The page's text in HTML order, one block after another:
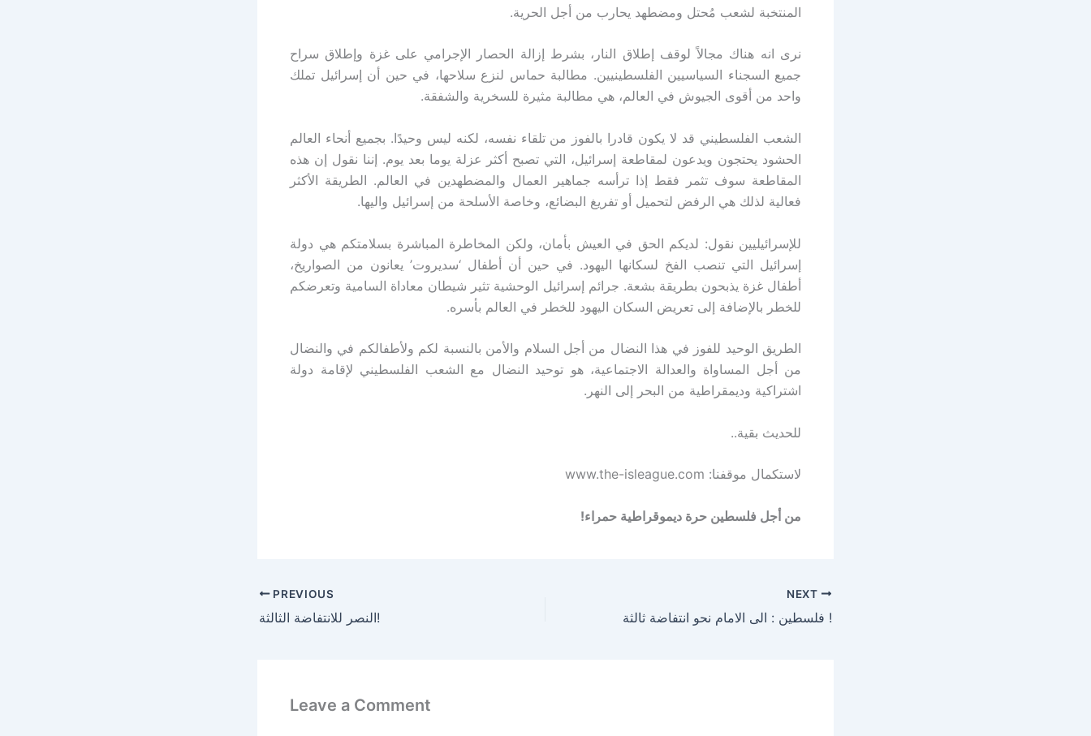
المنتخبة لشعب مُحتل ومضطهد يحارب من أجل الحرية.
نرى انه هناك مجالاً لوقف إطلاق النار، بشرط إزالة الحصار الإجرامي على غزة وإطلاق سراح
جميع السجناء السياسيين الفلسطينيين. مطالبة حماس لنزع سلاحها، في حين أن إسرائيل تملك
واحد من أقوى الجيوش في العالم، هي مطالبة مثيرة للسخرية والشفقة.
الشعب الفلسطيني قد لا يكون قادرا بالفوز من تلقاء نفسه، لكنه ليس وحيدًا. بجميع أنحاء العالم
الحشود يحتجون ويدعون لمقاطعة إسرائيل، التي تصبح أكثر عزلة يوما بعد يوم. إننا نقول إن هذه
المقاطعة سوف تثمر فقط إذا ترأسه جماهير العمال والمضطهدين في العالم. الطريقة الأكثر
فعالية لذلك هي الرفض لتحميل أو تفريغ البضائع، وخاصة الأسلحة من إسرائيل واليها.
للإسرائيليين نقول: لديكم الحق في العيش بأمان، ولكن المخاطرة المباشرة بسلامتكم هي دولة
إسرائيل التي تنصب الفخ لسكانها اليهود. في حين أن أطفال ‘سديروت’ يعانون من الصواريخ،
أطفال غزة يذبحون بطريقة بشعة. جرائم إسرائيل الوحشية تثير شيطان معاداة السامية وتعرضكم
للخطر بالإضافة إلى تعريض السكان اليهود للخطر في العالم بأسره.
الطريق الوحيد للفوز في هذا النضال من أجل السلام والأمن بالنسبة لكم ولأطفالكم في والنضال
من أجل المساواة والعدالة الاجتماعية، هو توحيد النضال مع الشعب الفلسطيني لإقامة دولة
اشتراكية وديمقراطية من البحر إلى النهر.
للحديث بقية..
لاستكمال موقفنا: www.the-isleague.com
من أجل فلسطين حرة ديموقراطية حمراء!
PREVIOUS
النصر للانتفاضة الثالثة!
NEXT
فلسطين : الى الامام نحو انتفاضة ثالثة !
Leave a Comment